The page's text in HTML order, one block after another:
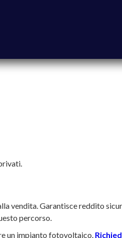
vendita. Garantisce reddito
percorso.
un impianto fotovoltaico.